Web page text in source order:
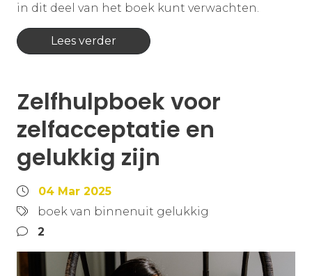
in dit deel van het boek kunt verwachten.
Lees verder
Zelfhulpboek voor
zelfacceptatie en
gelukkig zijn
04 Mar 2025
boek van binnenuit gelukkig
2